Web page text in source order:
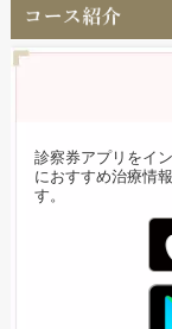
診察券アプリをイ
におすすめ治療情
す。